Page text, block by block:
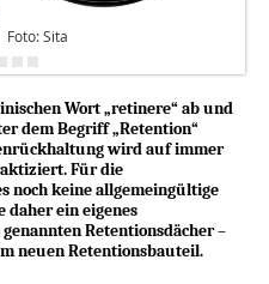
Foto: Sita
Wort „retinere“ ab und
dem Begriff „Retention“
wird auf immer
Für die
noch keine allgemeingültige
daher ein eigenes
Retentionsdächer –
neuen Retentionsbauteil.